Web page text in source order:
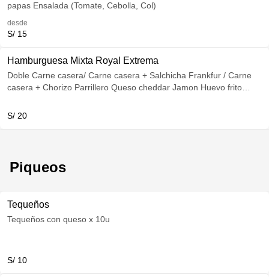
papas Ensalada (Tomate, Cebolla, Col)
desde
S/ 15
Hamburguesa Mixta Royal Extrema
Doble Carne casera/ Carne casera + Salchicha Frankfur / Carne
casera + Chorizo Parrillero Queso cheddar Jamon Huevo frito
S/ 20
Piqueos
Tequeños
Tequeños con queso x 10u
S/ 10